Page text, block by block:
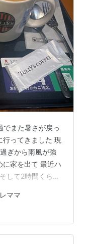
また暑さが戻っ
ってきました 現
ぎから雨風が強
に家を出て 最近ハ
して2時間くらい
たいと思いま
する妊婦健診へ
つものようにわく
と 急に医師から
ママ